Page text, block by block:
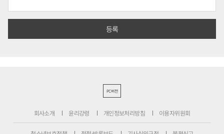
PC버전
회사소개 윤리강령 개인정보처리방침 이용자위원회